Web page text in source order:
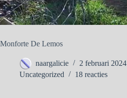
Monforte De Lemos
naargalicie
2 februari 2024
Uncategorized
18 reacties